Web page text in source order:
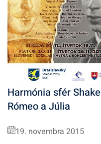
Harmónia sfér
Rómeo a Júlia
19. novembra 2015